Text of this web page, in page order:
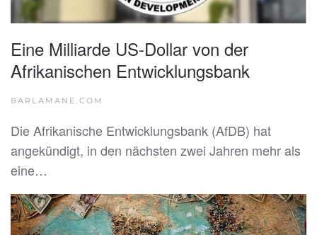
Eine Milliarde US-Dollar von der
Afrikanischen Entwicklungsbank
BARLAMANE.COM
Die Afrikanische Entwicklungsbank (AfDB) hat
angekündigt, in den nächsten zwei Jahren mehr als
eine…